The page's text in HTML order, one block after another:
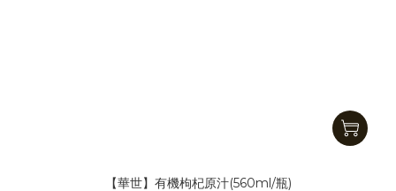
【華世】有機枸杞原汁(560ml/瓶)